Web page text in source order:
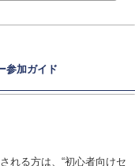
参加ガイド
れる方は、“初心者向けセ